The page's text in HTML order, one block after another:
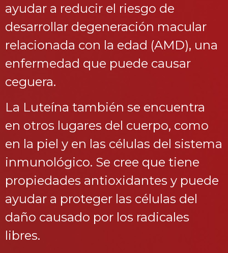
ayudar a reducir el riesgo de
desarrollar degeneración macular
relacionada con la edad (AMD), una
enfermedad que puede causar
ceguera.
La Luteína también se encuentra
en otros lugares del cuerpo, como
en la piel y en las células del sistema
inmunológico. Se cree que tiene
propiedades antioxidantes y puede
ayudar a proteger las células del
daño causado por los radicales
libres.